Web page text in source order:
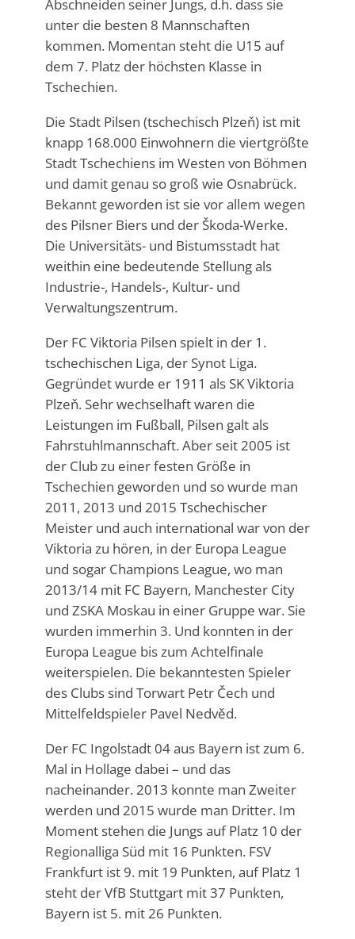
Abschneiden seiner Jungs, d.h. dass sie
unter die besten 8 Mannschaften
kommen. Momentan steht die U15 auf
dem 7. Platz der höchsten Klasse in
Tschechien.
Die Stadt Pilsen (tschechisch Plzeň) ist mit
knapp 168.000 Einwohnern die viertgrößte
Stadt Tschechiens im Westen von Böhmen
und damit genau so groß wie Osnabrück.
Bekannt geworden ist sie vor allem wegen
des Pilsner Biers und der Škoda-Werke.
Die Universitäts- und Bistumsstadt hat
weithin eine bedeutende Stellung als
Industrie-, Handels-, Kultur- und
Verwaltungszentrum.
Der FC Viktoria Pilsen spielt in der 1.
tschechischen Liga, der Synot Liga.
Gegründet wurde er 1911 als SK Viktoria
Plzeň. Sehr wechselhaft waren die
Leistungen im Fußball, Pilsen galt als
Fahrstuhlmannschaft. Aber seit 2005 ist
der Club zu einer festen Größe in
Tschechien geworden und so wurde man
2011, 2013 und 2015 Tschechischer
Meister und auch international war von der
Viktoria zu hören, in der Europa League
und sogar Champions League, wo man
2013/14 mit FC Bayern, Manchester City
und ZSKA Moskau in einer Gruppe war. Sie
wurden immerhin 3. Und konnten in der
Europa League bis zum Achtelfinale
weiterspielen. Die bekanntesten Spieler
des Clubs sind Torwart Petr Čech und
Mittelfeldspieler Pavel Nedvěd.
Der FC Ingolstadt 04 aus Bayern ist zum 6.
Mal in Hollage dabei – und das
nacheinander. 2013 konnte man Zweiter
werden und 2015 wurde man Dritter. Im
Moment stehen die Jungs auf Platz 10 der
Regionalliga Süd mit 16 Punkten. FSV
Frankfurt ist 9. mit 19 Punkten, auf Platz 1
steht der VfB Stuttgart mit 37 Punkten,
Bayern ist 5. mit 26 Punkten.